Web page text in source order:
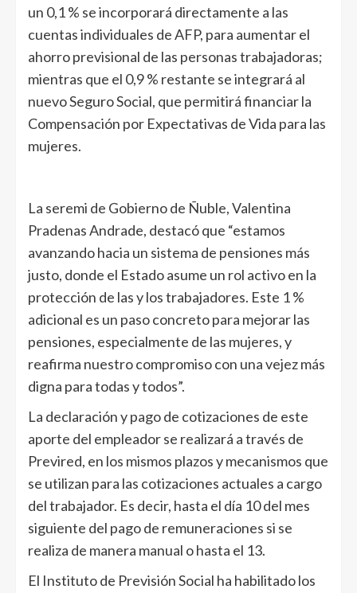
un 0,1 % se incorporará directamente a las
cuentas individuales de AFP, para aumentar el
ahorro previsional de las personas trabajadoras;
mientras que el 0,9 % restante se integrará al
nuevo Seguro Social, que permitirá financiar la
Compensación por Expectativas de Vida para las
mujeres.
La seremi de Gobierno de Ñuble, Valentina
Pradenas Andrade, destacó que “estamos
avanzando hacia un sistema de pensiones más
justo, donde el Estado asume un rol activo en la
protección de las y los trabajadores. Este 1 %
adicional es un paso concreto para mejorar las
pensiones, especialmente de las mujeres, y
reafirma nuestro compromiso con una vejez más
digna para todas y todos”.
La declaración y pago de cotizaciones de este
aporte del empleador se realizará a través de
Previred, en los mismos plazos y mecanismos que
se utilizan para las cotizaciones actuales a cargo
del trabajador. Es decir, hasta el día 10 del mes
siguiente del pago de remuneraciones si se
realiza de manera manual o hasta el 13.
El Instituto de Previsión Social ha habilitado los